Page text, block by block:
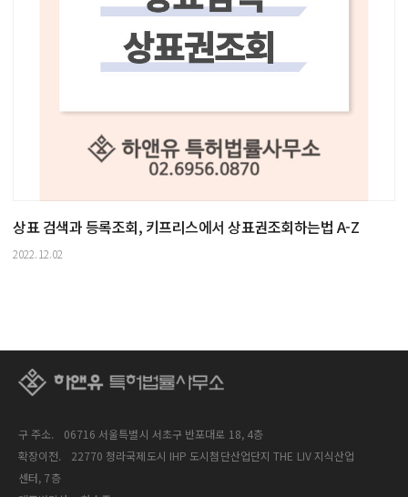
상표 검색과 등록조회, 키프리스에서 상표권조회하는법 A-Z
2022.12.02
구 주소.
06716 서울특별시 서초구 반포대로 18, 4층
확장이전.
22770 청라국제도시 IHP 도시첨단산업단지 THE LIV 지식산업
센터, 7층